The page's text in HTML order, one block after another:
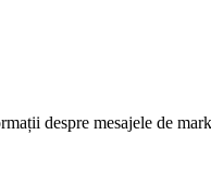
despre mesajele de